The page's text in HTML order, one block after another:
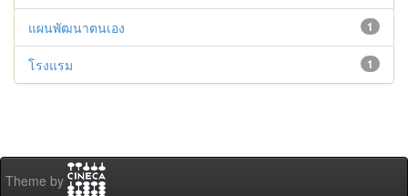
1
แผนพัฒนาตนเอง
1
โรงแรม
Theme by